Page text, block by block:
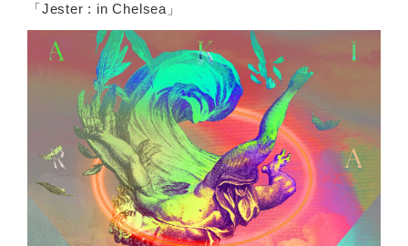
「Jester : in Chelsea」